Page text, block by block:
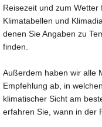
Reisezeit und zum
Klimatabellen und
denen Sie Angaben zu
finden.
Außerdem haben wir alle
Empfehlung ab, in
klimatischer Sicht am
erfahren Sie, wann in der